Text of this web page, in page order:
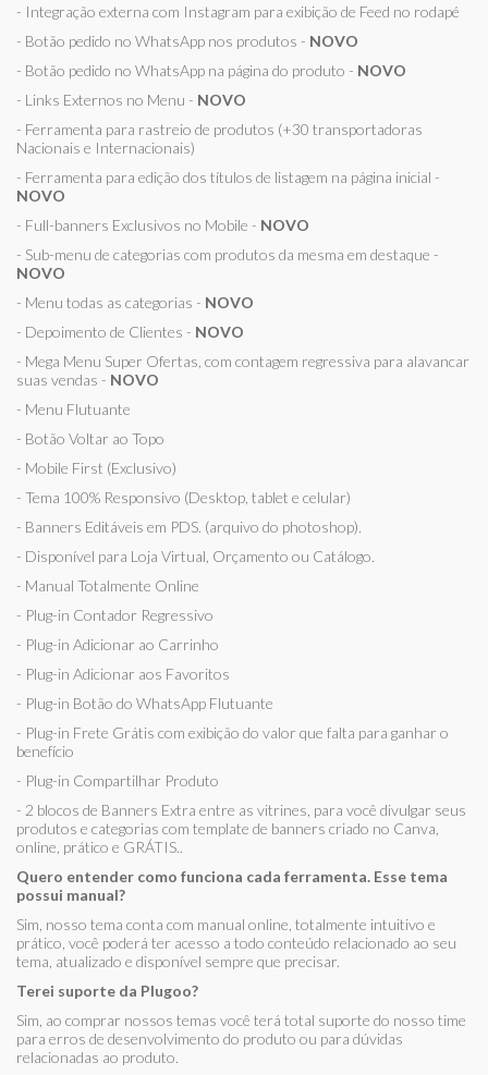
- Integração externa com Instagram para exibição de Feed no rodapé
- Botão pedido no WhatsApp nos produtos - NOVO
- Botão pedido no WhatsApp na página do produto - NOVO
- Links Externos no Menu - NOVO
- Ferramenta para rastreio de produtos (+30 transportadoras
Nacionais e Internacionais)
- Ferramenta para edição dos títulos de listagem na página inicial -
NOVO
- Full-banners Exclusivos no Mobile - NOVO
- Sub-menu de categorias com produtos da mesma em destaque -
NOVO
- Menu todas as categorias - NOVO
- Depoimento de Clientes - NOVO
- Mega Menu Super Ofertas, com contagem regressiva para alavancar
suas vendas - NOVO
- Menu Flutuante
- Botão Voltar ao Topo
- Mobile First (Exclusivo)
- Tema 100% Responsivo (Desktop, tablet e celular)
- Banners Editáveis em PDS. (arquivo do photoshop).
- Disponível para Loja Virtual, Orçamento ou Catálogo.
- Manual Totalmente Online
- Plug-in Contador Regressivo
- Plug-in Adicionar ao Carrinho
- Plug-in Adicionar aos Favoritos
- Plug-in Botão do WhatsApp Flutuante
- Plug-in Frete Grátis com exibição do valor que falta para ganhar o
benefício
- Plug-in Compartilhar Produto
- 2 blocos de Banners Extra entre as vitrines, para você divulgar seus
produtos e categorias com template de banners criado no Canva,
online, prático e GRÁTIS..
Quero entender como funciona cada ferramenta. Esse tema
possui manual?
Sim, nosso tema conta com manual online, totalmente intuitivo e
prático, você poderá ter acesso a todo conteúdo relacionado ao seu
tema, atualizado e disponível sempre que precisar.
Terei suporte da Plugoo?
Sim, ao comprar nossos temas você terá total suporte do nosso time
para erros de desenvolvimento do produto ou para dúvidas
relacionadas ao produto.